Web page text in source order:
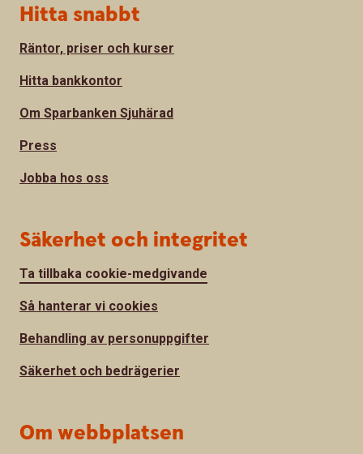
Hitta snabbt
Räntor, priser och kurser
Hitta bankkontor
Om Sparbanken Sjuhärad
Press
Jobba hos oss
Säkerhet och integritet
Ta tillbaka cookie-medgivande
Så hanterar vi cookies
Behandling av personuppgifter
Säkerhet och bedrägerier
Om webbplatsen